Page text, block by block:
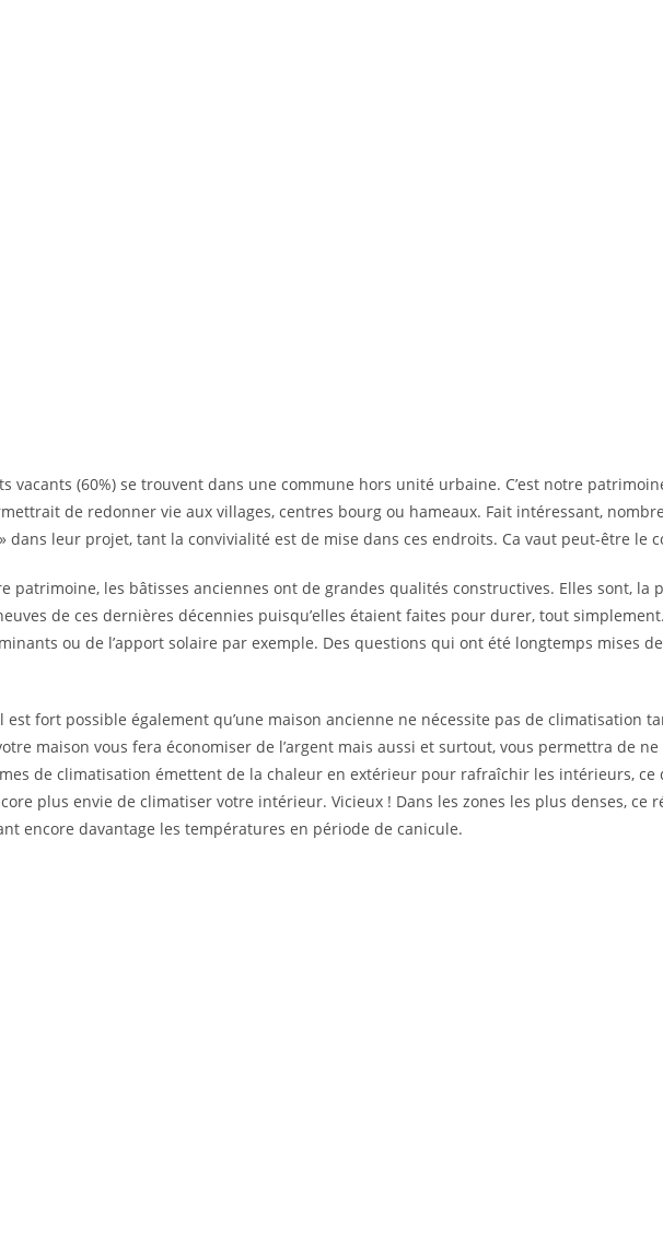
vacants (60%) se trouvent dans une commune hors unité urbaine. C’est notre
de redonner vie aux villages, centres bourg ou hameaux. Fait intéressant,
leur projet, tant la convivialité est de mise dans ces endroits. Ca vaut peut-être le
patrimoine, les bâtisses anciennes ont de grandes qualités constructives. Elles sont, la
de ces dernières décennies puisqu’elles étaient faites pour durer, tout
ou de l’apport solaire par exemple. Des questions qui ont été longtemps mises
fort possible également qu’une maison ancienne ne nécessite pas de climatisation
maison vous fera économiser de l’argent mais aussi et surtout, vous permettra de
de climatisation émettent de la chaleur en extérieur pour rafraîchir les intérieurs, ce
plus envie de climatiser votre intérieur. Vicieux ! Dans les zones les plus denses, ce
encore davantage les températures en période de canicule.